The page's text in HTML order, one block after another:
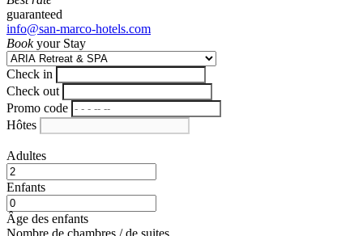
guaranteed
info@san-marco-hotels.com
Bookyour Stay
Check in
Check out
Promo code
Hôtes
Adultes
Enfants
Âge des enfants
Nombre de chambres / de suites